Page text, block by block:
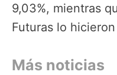
9,03%, mientras
Futuras lo
Más noticias